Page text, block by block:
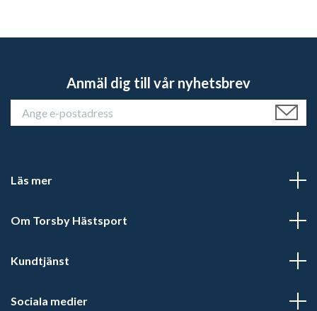
Anmäl dig till vår nyhetsbrev
Läs mer
Om Torsby Hästsport
Kundtjänst
Sociala medier